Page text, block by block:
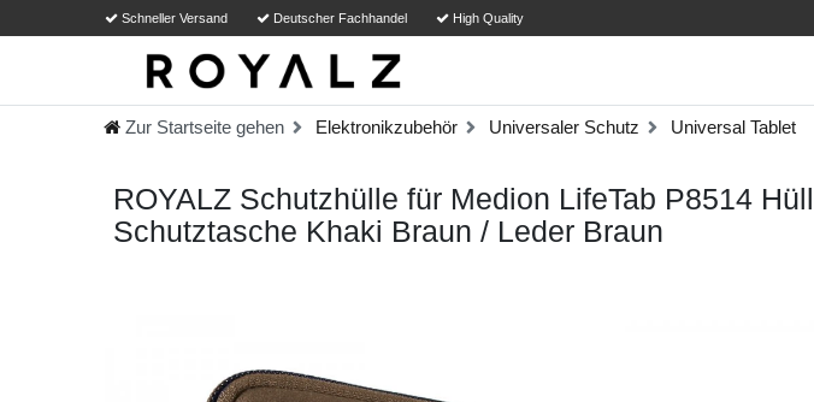
Schneller Versand Deutscher Fachhandel High Quality
Zur Startseite gehen Elektronikzubehör Universaler Schutz Universal Tablet
ROYALZ Schutzhülle für Medion LifeTab P8514
Schutztasche Khaki Braun / Leder Braun